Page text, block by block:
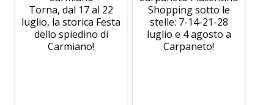
Torna, dal 17 al 22
luglio, la storica Festa
dello spiedino di
Carmiano!
Shopping sotto le
stelle: 7-14-21-28
luglio e 4 agosto a
Carpaneto!